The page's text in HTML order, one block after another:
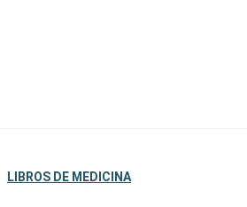
LIBROS DE MEDICINA